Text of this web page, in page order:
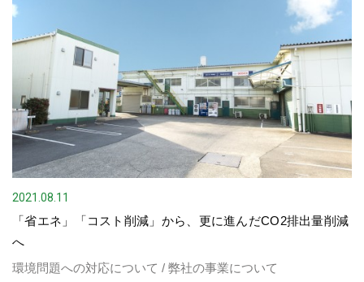
2021.08.11
「省エネ」「コスト削減」から、更に進んだCO2排出量削減
へ
環境問題への対応について / 弊社の事業について